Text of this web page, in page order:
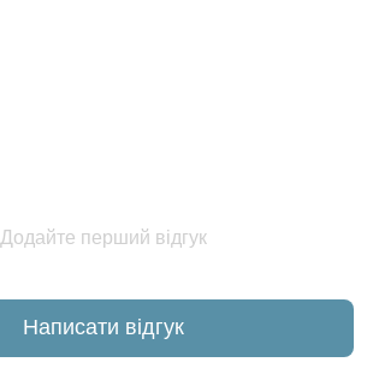
Додайте перший відгук
Написати відгук